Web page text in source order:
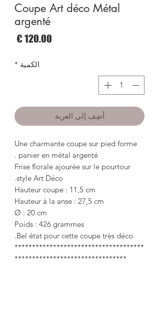
Coupe Art déco Métal
argenté
الكمية *
أضِف إلى العربة
Une charmante coupe sur pied forme
panier en métal argenté .
Frise florale ajourée sur le pourtour
style Art Déco.
Hauteur coupe : 11,5 cm
Hauteur à la anse : 27,5 cm
Ø : 20 cm
Poids : 426 grammes
Bel état pour cette coupe très déco.
*************************************
********************************